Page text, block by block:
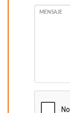
MENSAJE